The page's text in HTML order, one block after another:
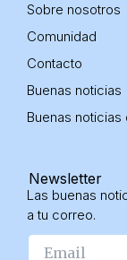
Sobre nosotros
Comunidad
Contacto
Buenas noticias
Buenas noticias
Newsletter
Las buenas
a tu correo.